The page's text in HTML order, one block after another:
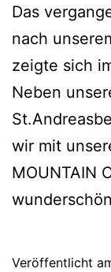
Das
nach
zeigte sich
Neben
wir mit
MOUNTAIN
Veröffentlicht